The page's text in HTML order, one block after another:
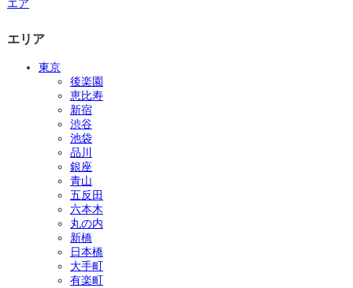
エア
エリア
東京
後楽園
恵比寿
新宿
渋谷
池袋
品川
銀座
青山
五反田
六本木
丸の内
新橋
日本橋
大手町
有楽町